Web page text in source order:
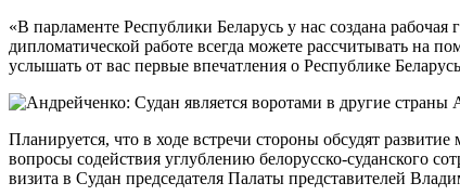
«В парламенте Республики Беларусь у нас создана
дипломатической работе всегда можете рассчитывать
услышать от вас первые впечатления о Республике
Планируется, что в ходе встречи стороны обсудят
вопросы содействия углублению белорусско-суданского
визита в Судан председателя Палаты представителей